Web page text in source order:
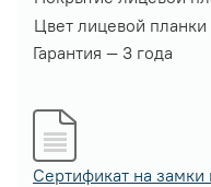
Цвет лицевой планки
Гарантия — 3 года
Сертификат на